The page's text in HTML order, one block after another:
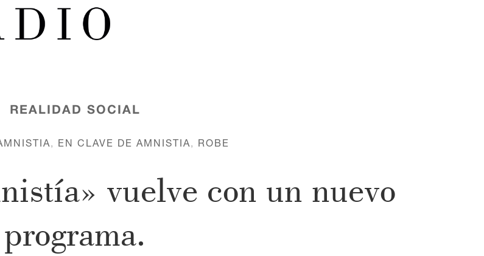
REALIDAD SOCIAL
, EN CLAVE DE AMNISTIA, ROBE
vuelve con un nuevo
programa.